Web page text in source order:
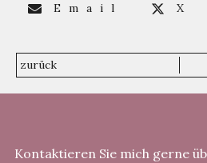
Email
X
zurück
Kontaktieren Sie mich gerne